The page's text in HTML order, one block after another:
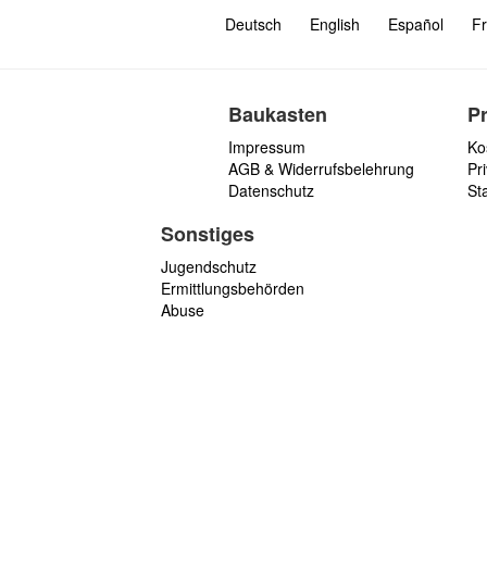
Deutsch English Español
Baukasten
Impressum
AGB & Widerrufsbelehrung
Datenschutz
Sonstiges
Jugendschutz
Ermittlungsbehörden
Abuse